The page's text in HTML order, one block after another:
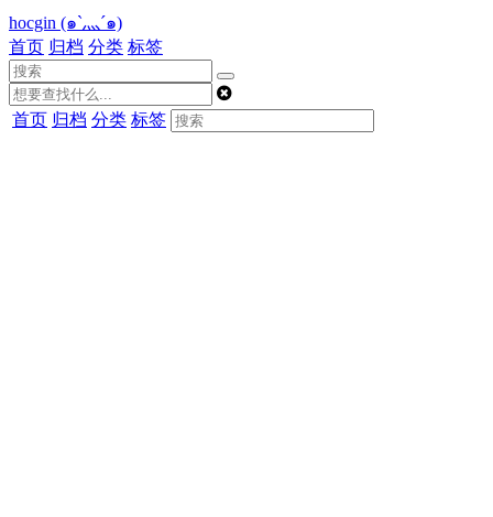
hocgin (๑`灬´๑)
首页 归档 分类 标签
首页 归档 分类 标签